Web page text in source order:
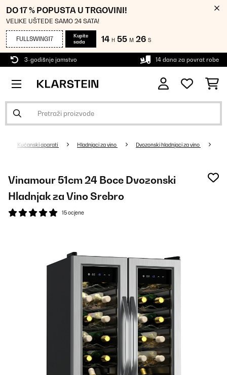
DO 17 % POPUSTA U TRGOVINI!
VELIKE UŠTEDE SAMO 24 SATA!
FULLSWING17
Kupite
sada
14 H 55 M 25 S
3-godišnje jamstvo 14 dana za povrat robe
Kućanski aparati Hladnjaci za vino Dvozonski hladnjaci za vino
Vinamour 51cm 24 Boce Dvozonski
Hladnjak za Vino Srebro
15 ocjene